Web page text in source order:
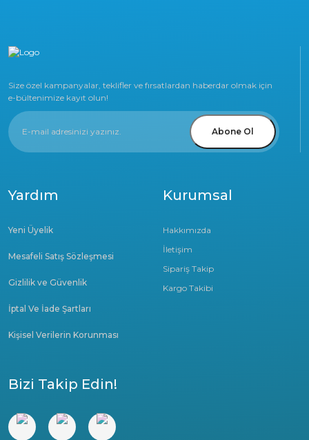
Size özel kampanyalar, teklifler ve fırsatlardan haberdar olmak için
e-bültenimize kayıt olun!
Abone Ol
Kurumsal
Hakkımızda
İletişim
Sipariş Takip
Kargo Takibi
Yardım
Yeni Üyelik
Mesafeli Satış Sözleşmesi
Gizlilik ve Güvenlik
İptal Ve İade Şartları
Kişisel Verilerin Korunması
Bizi Takip Edin!